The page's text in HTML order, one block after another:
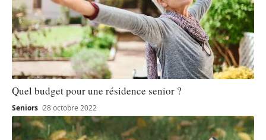
Quel budget pour une résidence senior ?
Seniors 28 octobre 2022